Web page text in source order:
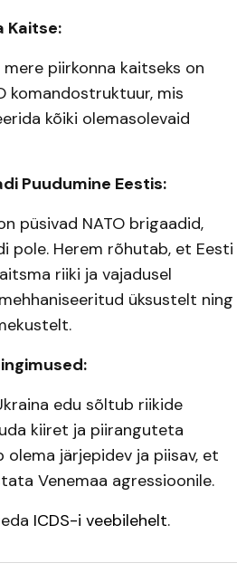
Kaitse:
piirkonna kaitseks on
komandostruktuur, mis
kõiki olemasolevaid
Puudumine Eestis:
püsivad NATO brigaadid,
pole. Herem rõhutab, et Eesti
riiki ja vajadusel
üksustelt ning
edu sõltub riikide
kiiret ja piiranguteta
olema järjepidev ja piisav, et
Venemaa agressioonile.
ICDS-i veebilehelt.